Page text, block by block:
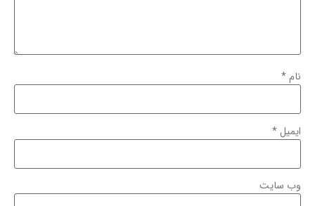
نام*
ایمیل*
وب‌ سایت